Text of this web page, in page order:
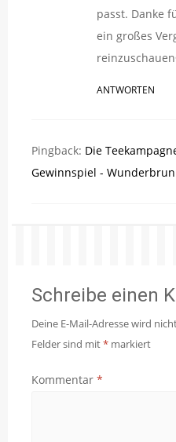
passt. Danke
ein großes
ANTWORTEN
Pingback: Die
Gewinnspiel -
Schreibe einen
Deine E-Mail-Adresse wird
Felder sind mit* markiert
Kommentar *